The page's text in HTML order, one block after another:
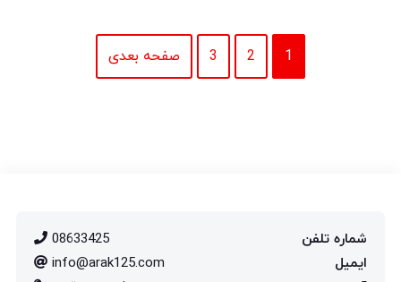
1
2
3 صفحه بعدی
شماره تلفن
08633425
ایمیل
info@arak125.com